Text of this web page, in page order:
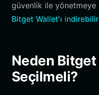
güvenlik ile
Bitget Wallet'ı
Neden Bitget
Seçilmeli?